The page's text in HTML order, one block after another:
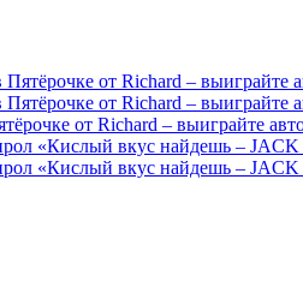
от Richard – выиграйте
от Richard – выиграйте
от Richard – выиграйте
«Кислый вкус найдешь –
«Кислый вкус найдешь –